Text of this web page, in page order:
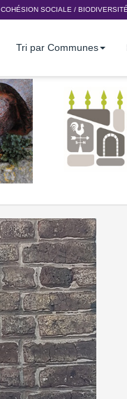
COHÉSION SOCIALE / BIODIVERSITÉ
Tri par Communes